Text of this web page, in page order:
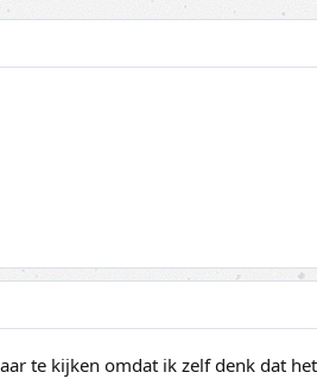
te kijken omdat ik zelf denk dat